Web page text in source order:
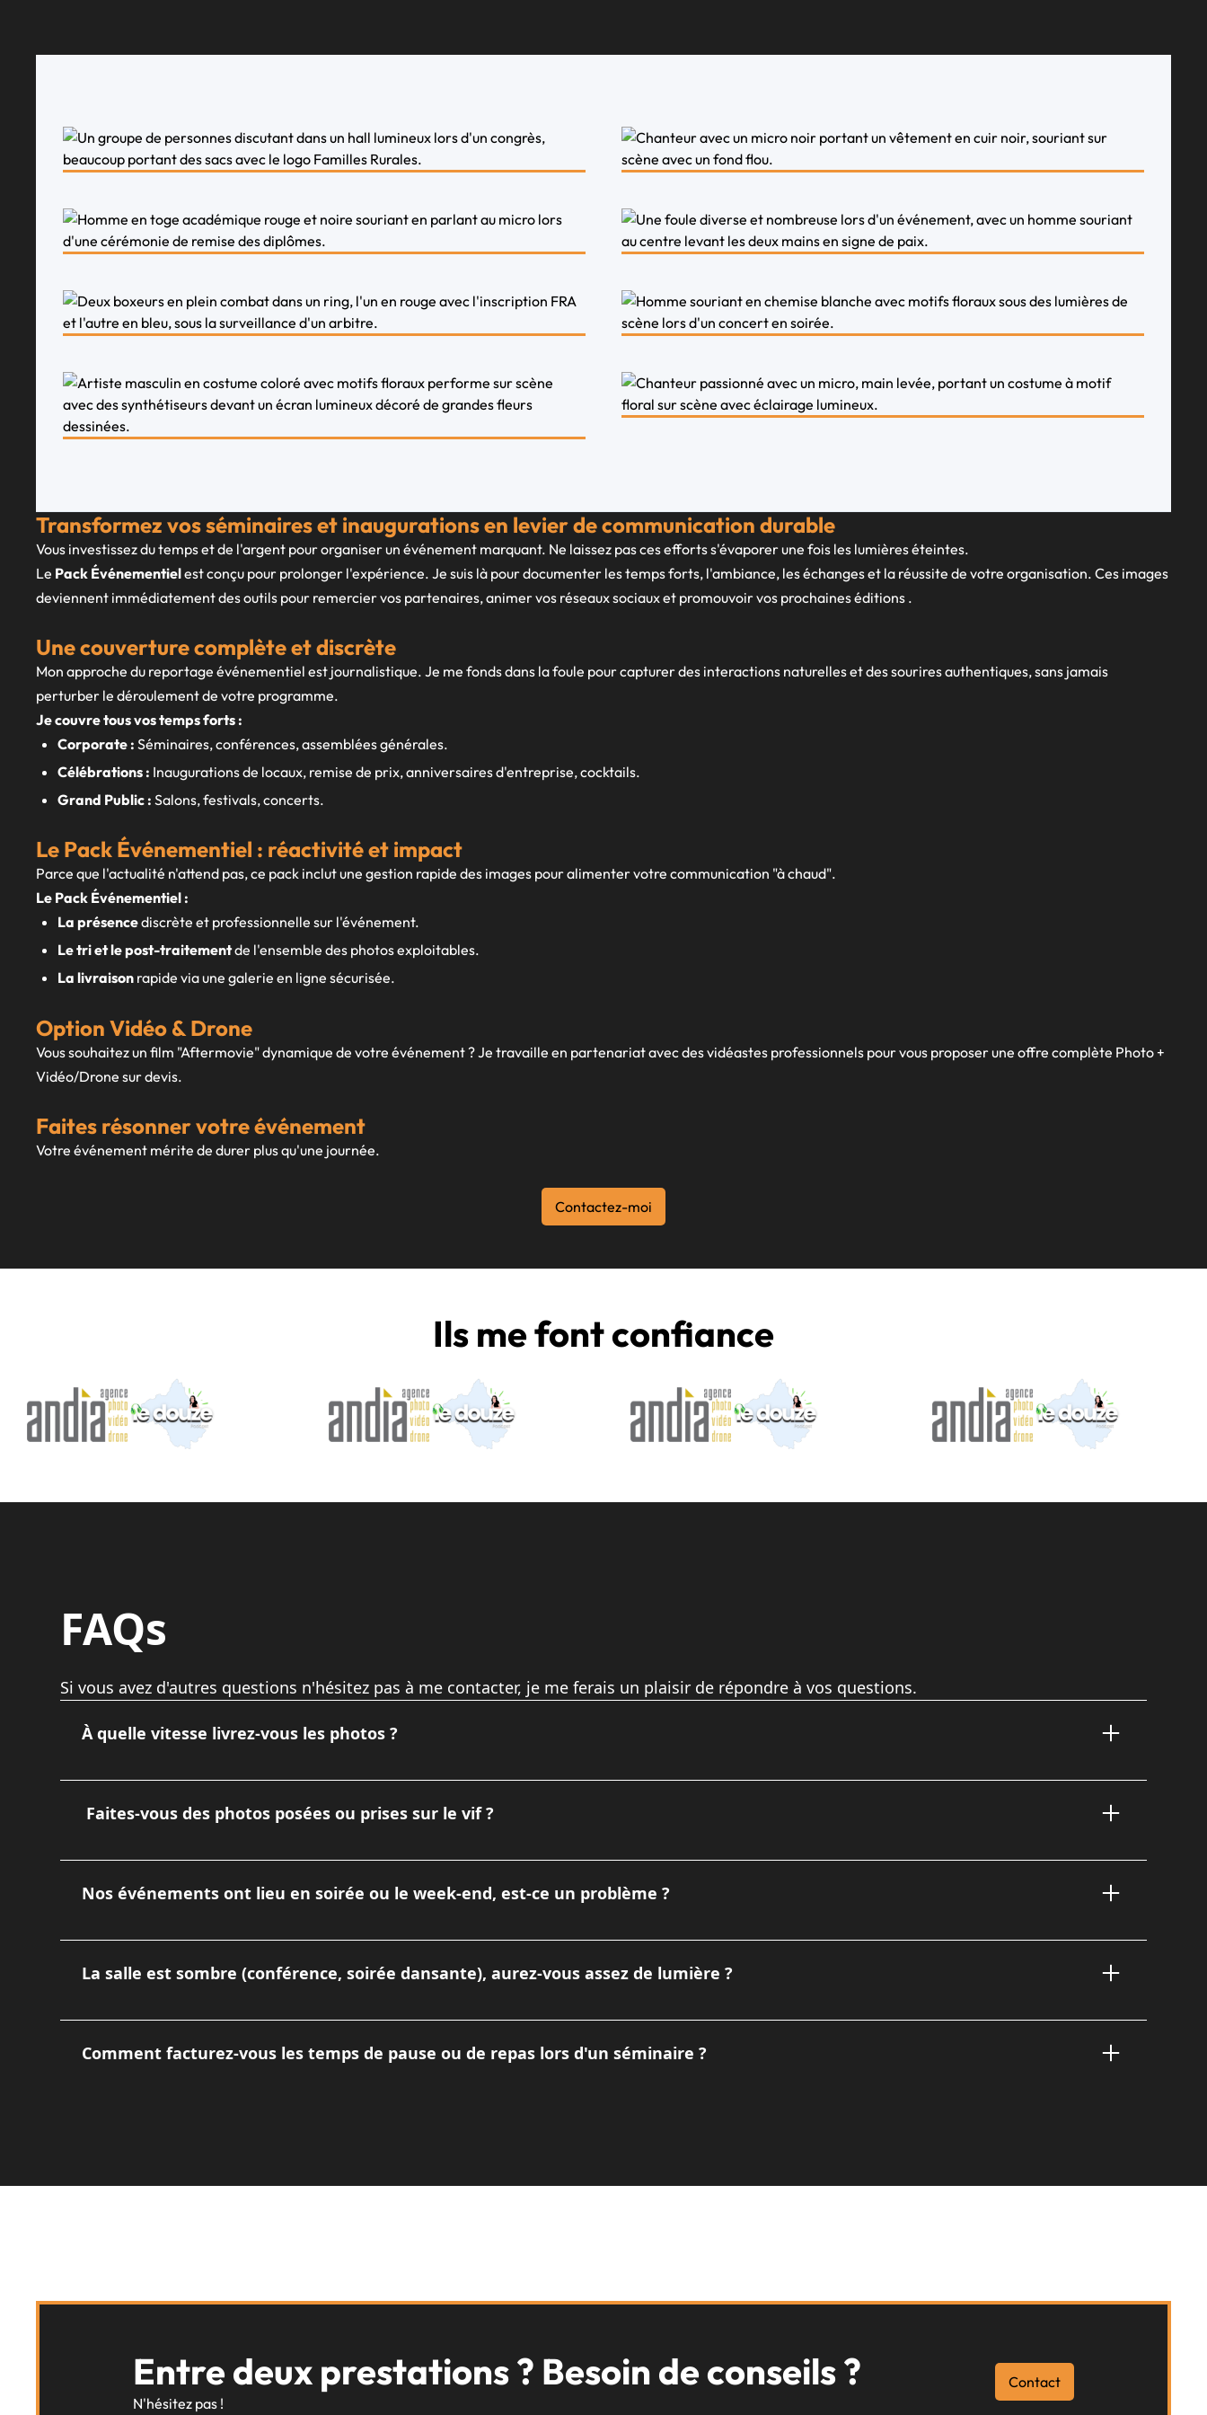
Transformez vos séminaires et inaugurations en levier de communication durable
Vous investissez du temps et de l'argent pour organiser un événement marquant. Ne laissez pas ces efforts s'évaporer une fois les lumières éteintes.
Le Pack Événementielest conçu pour prolonger l'expérience. Je suis là pour documenter les temps forts, l'ambiance, les échanges et la réussite de votre organisation. Ces images
deviennent immédiatement des outils pour remercier vos partenaires, animer vos réseaux sociaux et promouvoir vos prochaines éditions .
Une couverture complète et discrète
Mon approche du reportage événementiel est journalistique. Je me fonds dans la foule pour capturer des interactions naturelles et des sourires authentiques, sans jamais
perturber le déroulement de votre programme.
Je couvre tous vos temps forts :
Corporate : Séminaires, conférences, assemblées générales.
Célébrations : Inaugurations de locaux, remise de prix, anniversaires d'entreprise, cocktails.
Grand Public : Salons, festivals, concerts.
Le Pack Événementiel : réactivité et impact
Parce que l'actualité n'attend pas, ce pack inclut une gestion rapide des images pour alimenter votre communication "à chaud".
Le Pack Événementiel :
La présencediscrète et professionnelle sur l'événement.
Le tri et le post-traitementde l'ensemble des photos exploitables.
La livraison rapide via une galerie en ligne sécurisée.
Option Vidéo & Drone
Vous souhaitez un film "Aftermovie" dynamique de votre événement ? Je travaille en partenariat avec des vidéastes professionnels pour vous proposer une offre complète Photo +
Vidéo/Drone sur devis.
Faites résonner votre événement
Votre événement mérite de durer plus qu'une journée.
Contactez-moi
Ils me font confiance
FAQs
Si vous avez d'autres questions n'hésitez pas à me contacter, je me ferais un plaisir de répondre à vos questions.
À quelle vitesse livrez-vous les photos ?
Je sais que la réactivité est clé en événementiel. Je m'engage à livrer les photos traitées dans les meilleurs délais (souvent sous 48h à 72h selon le volume).
Faites-vous des photos posées ou prises sur le vif ?
Les deux ! Je privilégie le reportage "sur le vif" pour capter l'ambiance réelle, mais je suis toujours disponible pour réaliser des photos de groupes, des
Nos événements ont lieu en soirée ou le week-end, est-ce un problème ?
En tant que photographe professionnel, je m'adapte à vos horaires. Les soirées et week-ends font partie intégrante de mon métier. Pour les horaires très
La salle est sombre (conférence, soirée dansante), aurez-vous assez de lumière ?
Je dispose de boîtiers professionnels très performants en basse lumière et d'optiques lumineuses. Si nécessaire, j'utilise un flash de manière subtile pour
Comment facturez-vous les temps de pause ou de repas lors d'un séminaire ?
Entre deux prestations ? Besoin de conseils ?
N'hésitez pas !
Contact